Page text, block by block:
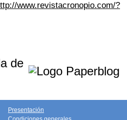
www.revistacronopio.com/?
de
Presentación